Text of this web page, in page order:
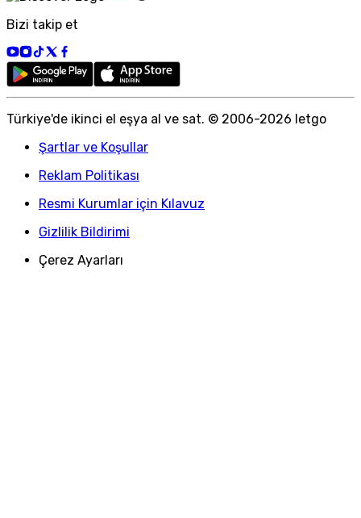
Bizi takip et
Türkiye'de ikinci el eşya al ve sat. © 2006-2026 letgo
Şartlar ve Koşullar
Reklam Politikası
Resmi Kurumlar için Kılavuz
Gizlilik Bildirimi
Çerez Ayarları